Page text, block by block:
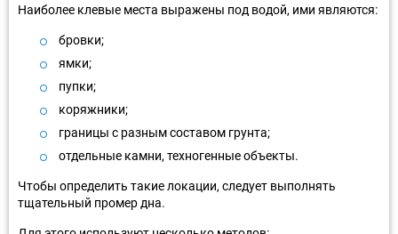
Наиболее клевые места выражены под водой, ими являются:
бровки;
ямки;
пупки;
коряжники;
границы с разным составом грунта;
отдельные камни, техногенные объекты.
Чтобы определить такие локации, следует выполнять
тщательный промер дна.